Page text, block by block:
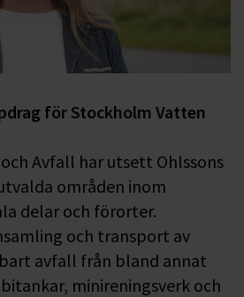
för Stockholm Vatten
Avfall har utsett Ohlssons
områden inom
delar och förorter.
och transport av
avfall från bland annat
minireningsverk och